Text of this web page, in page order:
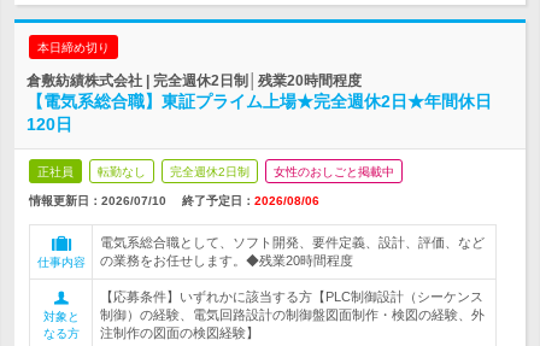
本日締め切り
倉敷紡績株式会社 | 完全週休2日制│残業20時間程度
【電気系総合職】東証プライム上場★完全週休2日★年間休日
120日
正社員 転勤なし 完全週休2日制 女性のおしごと掲載中
情報更新日：2026/07/10 終了予定日： 2026/08/06
仕事内容
電気系総合職として、ソフト開発、要件定義、設計、評価、など
の業務をお任せします。◆残業20時間程度
対象と
なる方
【応募条件】いずれかに該当する方【PLC制御設計（シーケンス
制御）の経験、電気回路設計の制御盤図面制作・検図の経験、外
注制作の図面の検図経験】